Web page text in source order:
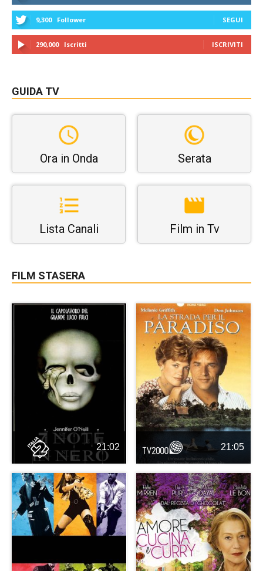
9,300 Follower SEGUI
290,000 Iscritti ISCRIVITI
GUIDA TV
Ora in Onda Serata
Lista Canali Film in Tv
FILM STASERA
21:02 21:05